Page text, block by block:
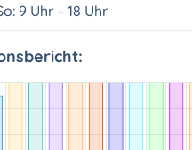
9 Uhr – 18 Uhr